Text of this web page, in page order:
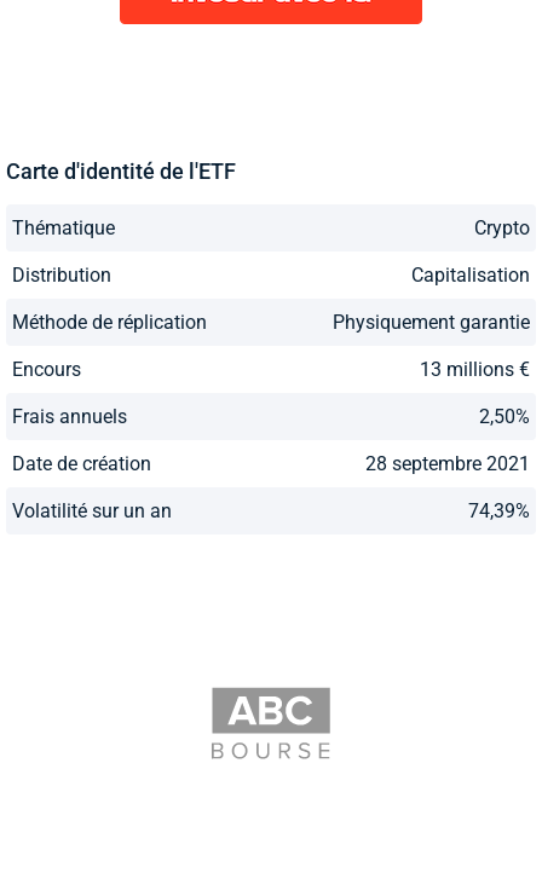
Carte d'identité de l'ETF
Thématique Crypto
Distribution Capitalisation
Méthode de réplication Physiquement garantie
Encours 13 millions €
Frais annuels 2,50%
Date de création 28 septembre 2021
Volatilité sur un an 74,39%